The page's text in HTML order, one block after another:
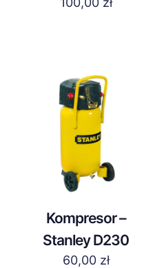
Kompresor –
Stanley D230
60,00 zł